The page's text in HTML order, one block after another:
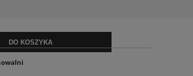
kosztów
DO KOSZYKA